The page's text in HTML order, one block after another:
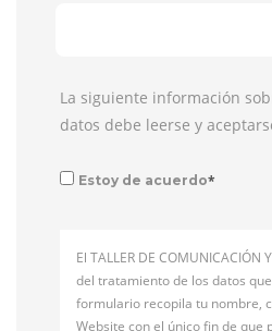
La siguiente información
datos debe leerse y
Estoy de acuerdo*
El TALLER DE COMUNICACIÓN
del tratamiento de los datos
formulario recopila tu nombre,
Website con el único fin de que